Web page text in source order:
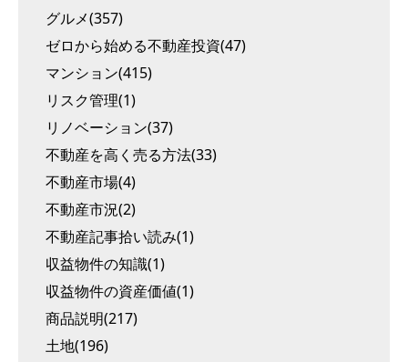
グルメ(357)
ゼロから始める不動産投資(47)
マンション(415)
リスク管理(1)
リノベーション(37)
不動産を高く売る方法(33)
不動産市場(4)
不動産市況(2)
不動産記事拾い読み(1)
収益物件の知識(1)
収益物件の資産価値(1)
商品説明(217)
土地(196)